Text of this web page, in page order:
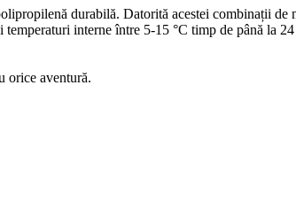
durabilă. Datorită acestei combinații de
interne între 5-15 °C timp de până la
orice aventură.